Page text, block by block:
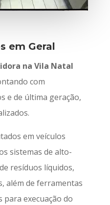
em Geral
na Vila Natal
com
e de última geração,
em veículos
sistemas de alto-
resíduos líquidos,
além de ferramentas
execuação do